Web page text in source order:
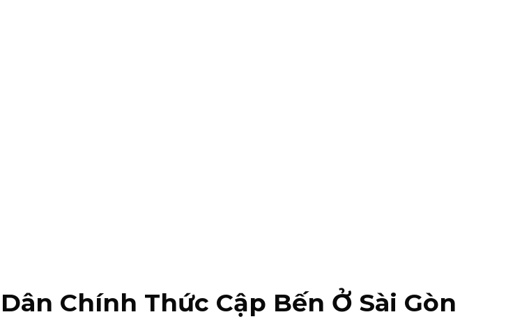
Chính Thức Cập Bến Ở Sài Gòn